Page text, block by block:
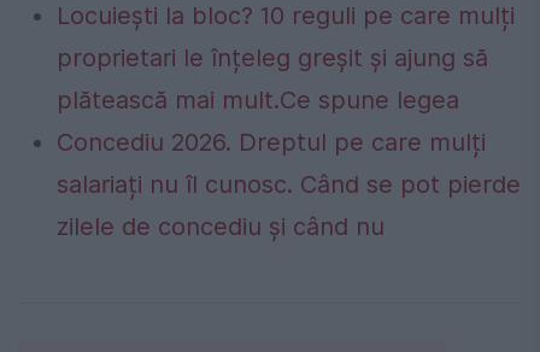
Locuiești la bloc? 10 reguli pe care mulți
proprietari le înțeleg greșit și ajung să
plătească mai mult.Ce spune legea
Concediu 2026. Dreptul pe care mulți
salariați nu îl cunosc. Când se pot pierde
zilele de concediu și când nu